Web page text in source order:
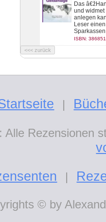
Das
und
anlegen
Leser
ISBN:
|
Alle Rezensionen
|
© by